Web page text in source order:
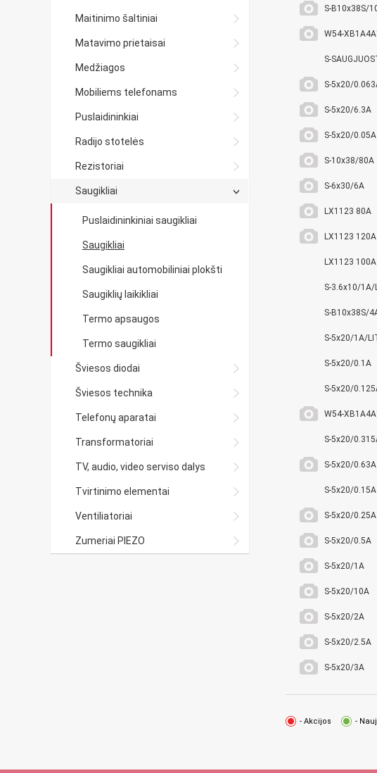
Maitinimo šaltiniai
Matavimo prietaisai
Medžiagos
Mobiliems telefonams
Puslaidininkiai
Radijo stotelės
Rezistoriai
Saugikliai
Puslaidininkiniai saugikliai
Saugikliai
Saugikliai automobiliniai plokšti
Saugiklių laikikliai
Termo apsaugos
Termo saugikliai
Šviesos diodai
Šviesos technika
Telefonų aparatai
Transformatoriai
TV, audio, video serviso dalys
Tvirtinimo elementai
Ventiliatoriai
Zumeriai PIEZO
S-B10x38S/
W54-
S-
S-5x20/
S-5x20/6.3A
S-5x20/0.05A
S-10x38/80A
S-6x30/6A
LX1123 80A
LX1123 120A
LX1123 100A
S-3.6x10/1A/
S-B10x38S/
S-5x20/1A/
S-5x20/0.1A
S-5x20/
W54-
S-5x20/
S-5x20/0.63A
S-5x20/0.15A
S-5x20/0.25A
S-5x20/0.5A
S-5x20/1A
S-5x20/10A
S-5x20/2A
S-5x20/2.5A
S-5x20/3A
- Akcijos -